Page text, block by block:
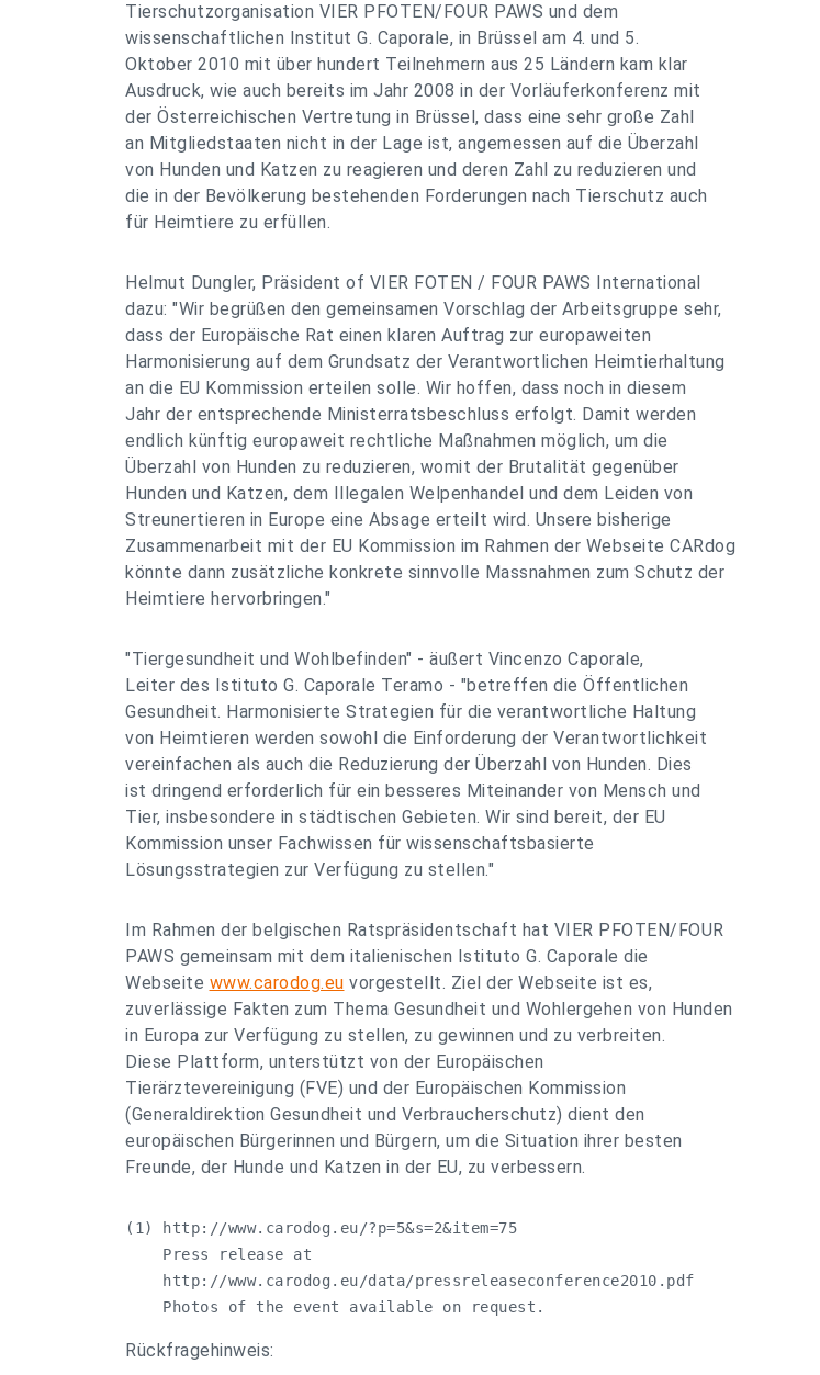
Tierschutzorganisation VIER PFOTEN/FOUR PAWS und dem
wissenschaftlichen Institut G. Caporale, in Brüssel am 4. und 5.
Oktober 2010 mit über hundert Teilnehmern aus 25 Ländern kam klar
Ausdruck, wie auch bereits im Jahr 2008 in der Vorläuferkonferenz mit
der Österreichischen Vertretung in Brüssel, dass eine sehr große Zahl
an Mitgliedstaaten nicht in der Lage ist, angemessen auf die Überzahl
von Hunden und Katzen zu reagieren und deren Zahl zu reduzieren und
die in der Bevölkerung bestehenden Forderungen nach Tierschutz auch
für Heimtiere zu erfüllen.
Helmut Dungler, Präsident of VIER FOTEN / FOUR PAWS International
dazu: "Wir begrüßen den gemeinsamen Vorschlag der Arbeitsgruppe sehr,
dass der Europäische Rat einen klaren Auftrag zur europaweiten
Harmonisierung auf dem Grundsatz der Verantwortlichen Heimtierhaltung
an die EU Kommission erteilen solle. Wir hoffen, dass noch in diesem
Jahr der entsprechende Ministerratsbeschluss erfolgt. Damit werden
endlich künftig europaweit rechtliche Maßnahmen möglich, um die
Überzahl von Hunden zu reduzieren, womit der Brutalität gegenüber
Hunden und Katzen, dem Illegalen Welpenhandel und dem Leiden von
Streunertieren in Europe eine Absage erteilt wird. Unsere bisherige
Zusammenarbeit mit der EU Kommission im Rahmen der Webseite CARdog
könnte dann zusätzliche konkrete sinnvolle Massnahmen zum Schutz der
Heimtiere hervorbringen."
"Tiergesundheit und Wohlbefinden" - äußert Vincenzo Caporale,
Leiter des Istituto G. Caporale Teramo - "betreffen die Öffentlichen
Gesundheit. Harmonisierte Strategien für die verantwortliche Haltung
von Heimtieren werden sowohl die Einforderung der Verantwortlichkeit
vereinfachen als auch die Reduzierung der Überzahl von Hunden. Dies
ist dringend erforderlich für ein besseres Miteinander von Mensch und
Tier, insbesondere in städtischen Gebieten. Wir sind bereit, der EU
Kommission unser Fachwissen für wissenschaftsbasierte
Lösungsstrategien zur Verfügung zu stellen."
Im Rahmen der belgischen Ratspräsidentschaft hat VIER PFOTEN/FOUR
PAWS gemeinsam mit dem italienischen Istituto G. Caporale die
Webseite www.carodog.eu vorgestellt. Ziel der Webseite ist es,
zuverlässige Fakten zum Thema Gesundheit und Wohlergehen von Hunden
in Europa zur Verfügung zu stellen, zu gewinnen und zu verbreiten.
Diese Plattform, unterstützt von der Europäischen
Tierärztevereinigung (FVE) und der Europäischen Kommission
(Generaldirektion Gesundheit und Verbraucherschutz) dient den
europäischen Bürgerinnen und Bürgern, um die Situation ihrer besten
Freunde, der Hunde und Katzen in der EU, zu verbessern.
(1) http://www.carodog.eu/?p=5&s=2&item=75
    Press release at
    http://www.carodog.eu/data/pressreleaseconference2010.pdf
    Photos of the event available on request.
Rückfragehinweis: